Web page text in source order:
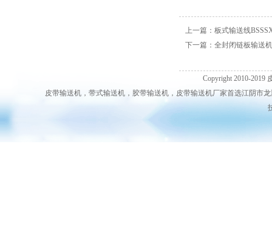
上一篇： 板式输送线
下一篇： 全封闭链板输送
Copyright 2010-2019
皮带输送机，带式输送机，胶带输送机，皮带输送机厂家首选江阴市